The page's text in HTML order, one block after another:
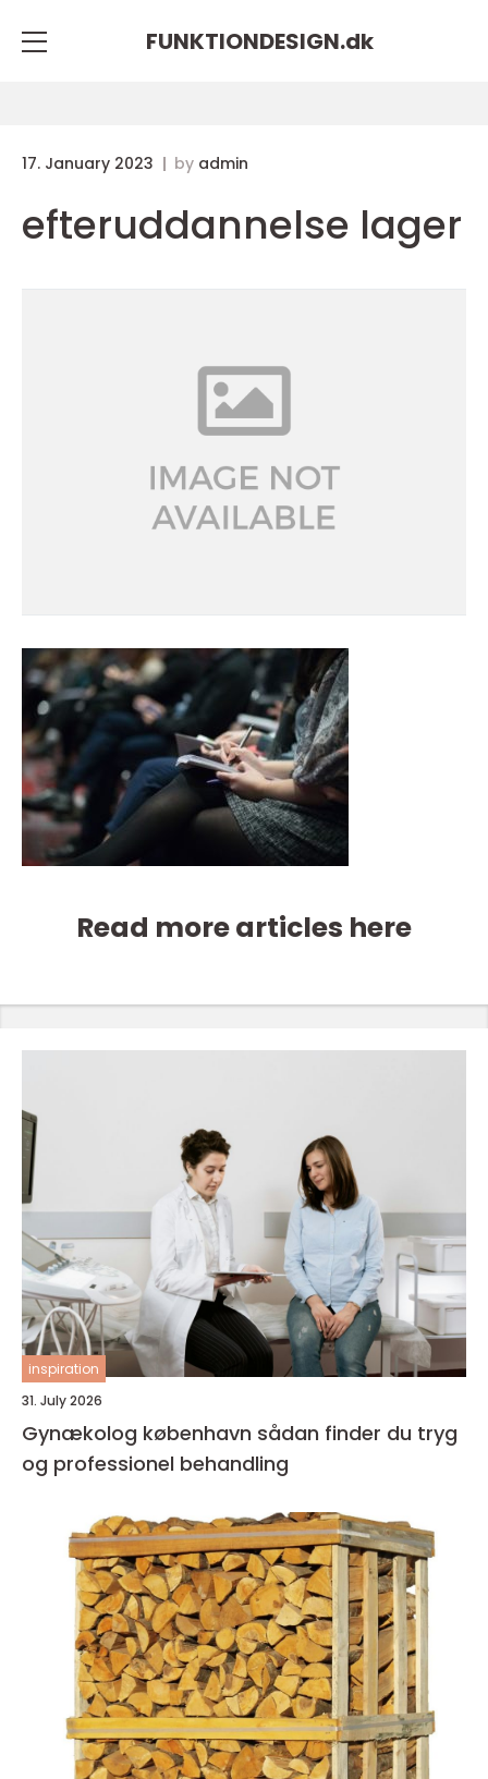
FUNKTIONDESIGN.dk
17. January 2023 by admin
efteruddannelse lager
Read more articles here
inspiration
31. July 2026
Gynækolog københavn sådan finder du tryg
og professionel behandling